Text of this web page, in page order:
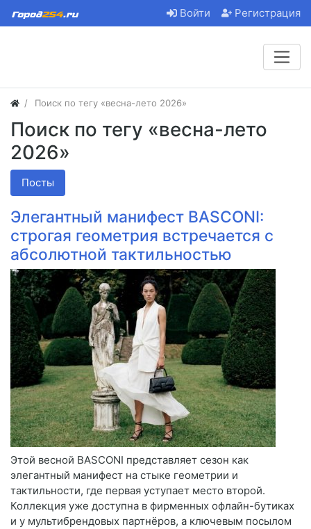
Войти Регистрация
Поиск по тегу «весна-лето 2026»
Поиск по тегу «весна-лето
2026»
Посты
Элегантный манифест BASCONI:
строгая геометрия встречается с
абсолютной тактильностью
Этой весной BASCONI представляет сезон как
элегантный манифест на стыке геометрии и
тактильности, где первая уступает место второй.
Коллекция уже доступна в фирменных офлайн-бутиках
и у мультибрендовых партнёров, а ключевым посылом